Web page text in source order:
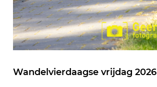
Wandelvierdaagse vrijdag 2026